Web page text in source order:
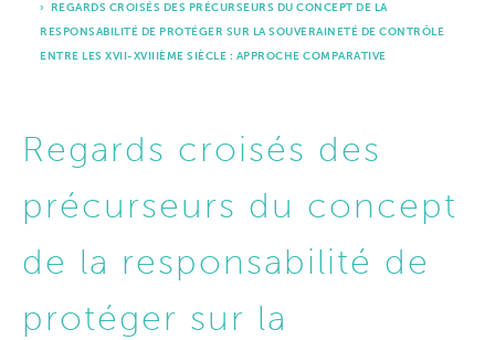
› REGARDS CROISÉS DES PRÉCURSEURS DU CONCEPT DE LA
RESPONSABILITÉ DE PROTÉGER SUR LA SOUVERAINETÉ DE CONTRÔLE
ENTRE LES XVII-XVIIIÈME SIÈCLE : APPROCHE COMPARATIVE
Regards croisés des
précurseurs du concept
de la responsabilité de
protéger sur la